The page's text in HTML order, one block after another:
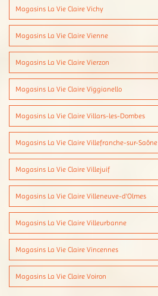
Magasins La Vie Claire Vichy
Magasins La Vie Claire Vienne
Magasins La Vie Claire Vierzon
Magasins La Vie Claire Viggianello
Magasins La Vie Claire Villars-les-Dombes
Magasins La Vie Claire Villefranche-sur-Saône
Magasins La Vie Claire Villejuif
Magasins La Vie Claire Villeneuve-d'Olmes
Magasins La Vie Claire Villeurbanne
Magasins La Vie Claire Vincennes
Magasins La Vie Claire Voiron